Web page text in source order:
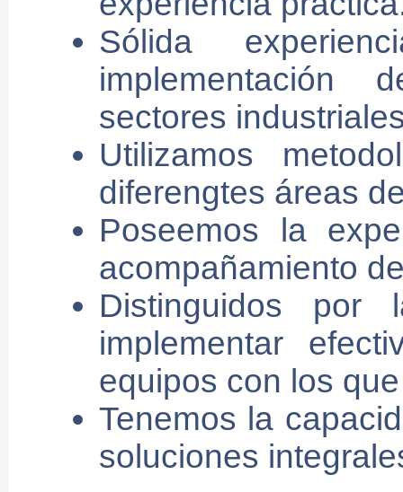
Sólida
implementación
sectores
Utilizamos
diferengtes áreas
Poseemos la
acompañamiento
Distinguidos por
implementar
equipos con los
Tenemos la
soluciones